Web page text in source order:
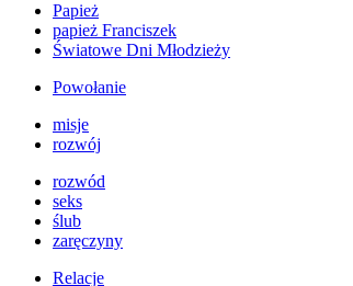
Papież
papież Franciszek
Światowe Dni Młodzieży
Powołanie
misje
rozwój
rozwód
seks
ślub
zaręczyny
Relacje